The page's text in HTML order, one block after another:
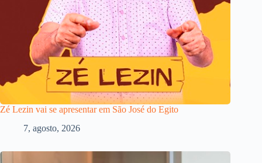
Zé Lezin vai se apresentar em São José do Egito
7, agosto, 2026